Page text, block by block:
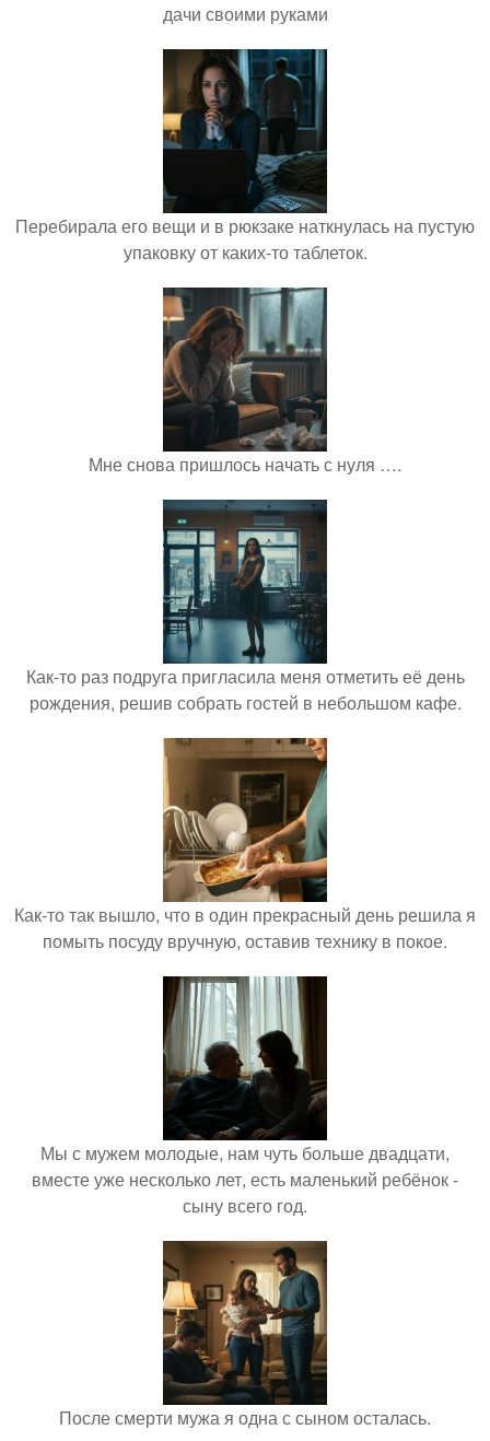
дачи своими руками
Перебирала его вещи и в рюкзаке наткнулась на пустую
упаковку от каких-то таблеток.
Мне снова пришлось начать с нуля ….
Как-то раз подруга пригласила меня отметить её день
рождения, решив собрать гостей в небольшом кафе.
Как-то так вышло, что в один прекрасный день решила я
помыть посуду вручную, оставив технику в покое.
Мы с мужем молодые, нам чуть больше двадцати,
вместе уже несколько лет, есть маленький ребёнок -
сыну всего год.
После смерти мужа я одна с сыном осталась.